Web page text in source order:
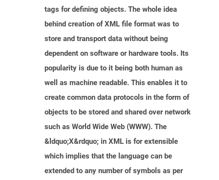
tags for defining objects. The whole idea
behind creation of XML file format was to
store and transport data without being
dependent on software or hardware tools. Its
popularity is due to it being both human as
well as machine readable. This enables it to
create common data protocols in the form of
objects to be stored and shared over network
such as World Wide Web (WWW). The
&ldquo;X&rdquo; in XML is for extensible
which implies that the language can be
extended to any number of symbols as per